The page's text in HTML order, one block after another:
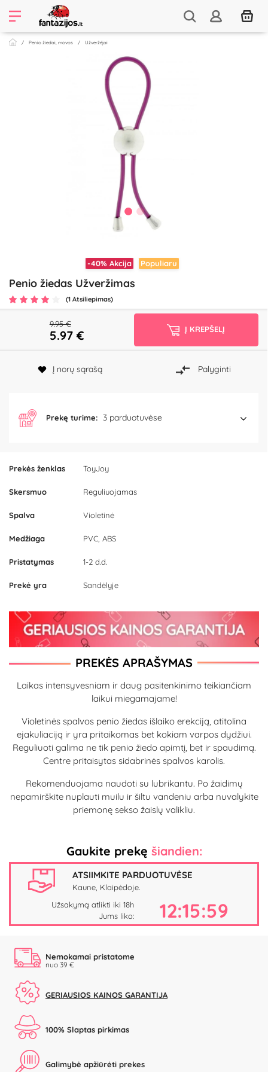
Penio žiedai, movos Užveržėjai
-40% Akcija Populiaru
Penio žiedas Užveržimas
(1 Atsiliepimas)
Prekės ženklas ToyJoy
Skersmuo Reguliuojamas
Spalva Violetinė
Medžiaga PVC, ABS
Pristatymas 1-2 d.d.
Prekė yra Sandėlyje
9.95 €
5.97€ Į KREPŠELĮ
Į norų sąrašą Palyginti
Prekę turime: 3 parduotuvėse
PREKĖS APRAŠYMAS
Laikas intensyvesniam ir daug pasitenkinimo teikiančiam
laikui miegamajame!
Violetinės spalvos penio žiedas išlaiko erekciją, atitolina
ejakuliaciją ir yra pritaikomas bet kokiam varpos dydžiui.
Reguliuoti galima ne tik penio žiedo apimtį, bet ir spaudimą.
Centre pritaisytas sidabrinės spalvos karolis.
Rekomenduojama naudoti su lubrikantu. Po žaidimų
nepamirškite nuplauti muilu ir šiltu vandeniu arba nuvalykite
priemonę sekso žaislų valikliu.
Gaukite prekę šiandien:
ATSIIMKITE PARDUOTUVĖSE
Kaune, Klaipėdoje.
Užsakymą atlikti iki 18h
Jums liko:
12:15:58
Nemokamai pristatome
nuo 39 €
GERIAUSIOS KAINOS GARANTIJA
100% Slaptas pirkimas
Galimybė apžiūrėti prekes